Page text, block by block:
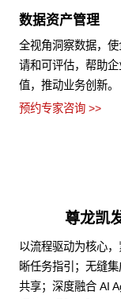
数据资产管理
全视角洞察数据，
请和可评估，帮助
值，推动业务创新。
预约专家咨询 >>
尊龙凯
以流程驱动为核心
晰任务指引；无缝
共享；深度融合 AI